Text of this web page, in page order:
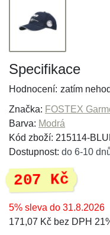
Specifikace
Hodnocení: zatím
Značka: FOSTEX
Barva: Modrá
Kód zboží: 215114-
Dostupnost: do 6-10
207 Kč
5% sleva do 31.8.2026
171,07 Kč bez DPH